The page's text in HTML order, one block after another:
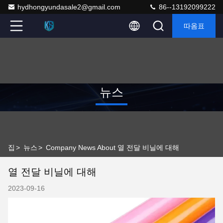
hydhongyundasale2@gmail.com 86--13192099222
따옴표
뉴스
집 > 뉴스> Company News About 열 전달 비닐에 대해
열 전달 비닐에 대해
2023-09-16